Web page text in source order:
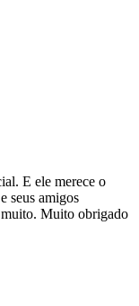
E ele merece o
seus amigos
Muito obrigado